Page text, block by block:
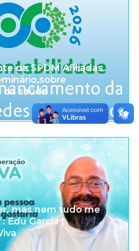
da SPDM Afiliadas
sobre
da saúde
mas nem tudo me
Edu Garcia |